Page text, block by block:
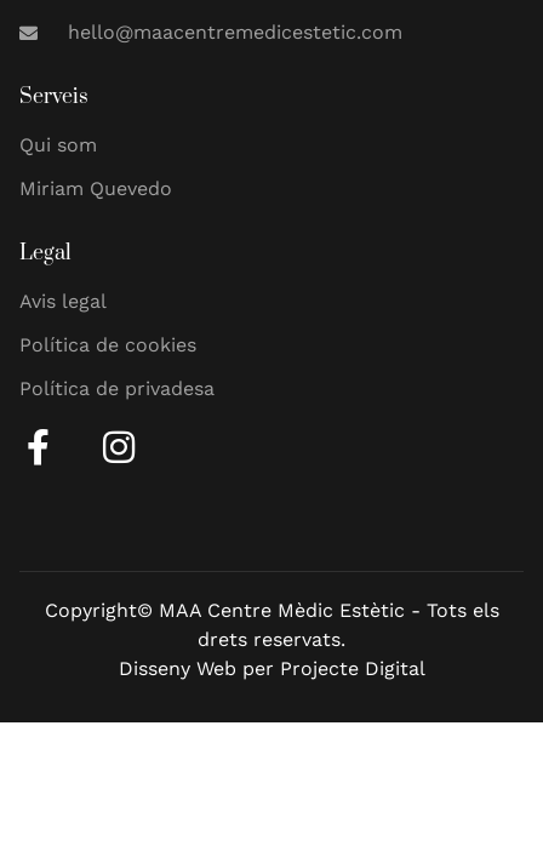
hello@maacentremedicestetic.com
Serveis
Qui som
Miriam Quevedo
Legal
Avis legal
Política de cookies
Política de privadesa
Copyright© MAA Centre Mèdic Estètic - Tots els
drets reservats.
Disseny Web per Projecte Digital